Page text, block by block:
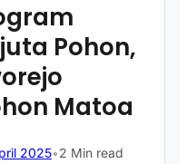
Pohon,
Matoa
2025•2 Min read